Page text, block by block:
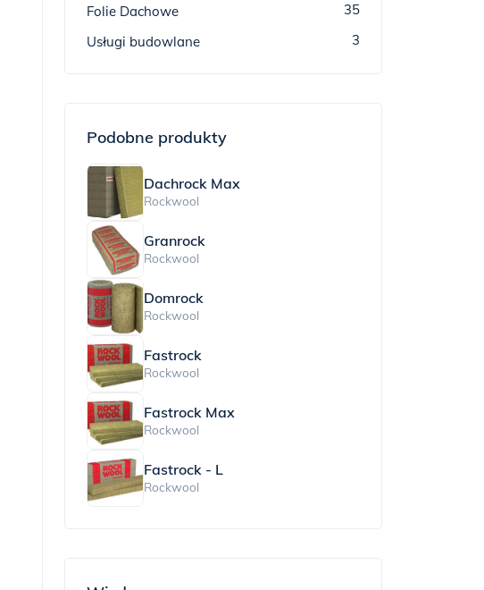
Folie Dachowe
35
Usługi budowlane
3
Podobne produkty
Dachrock Max
Rockwool
Granrock
Rockwool
Domrock
Rockwool
Fastrock
Rockwool
Fastrock Max
Rockwool
Fastrock - L
Rockwool